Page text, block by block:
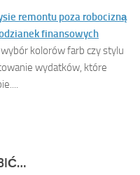
remontu poza robocizną
finansowych
kolorów farb czy stylu
wydatków, które